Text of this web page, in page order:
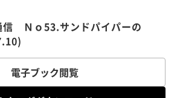
信 Ｎｏ53.サンドパイパーの
電子ブック閲覧